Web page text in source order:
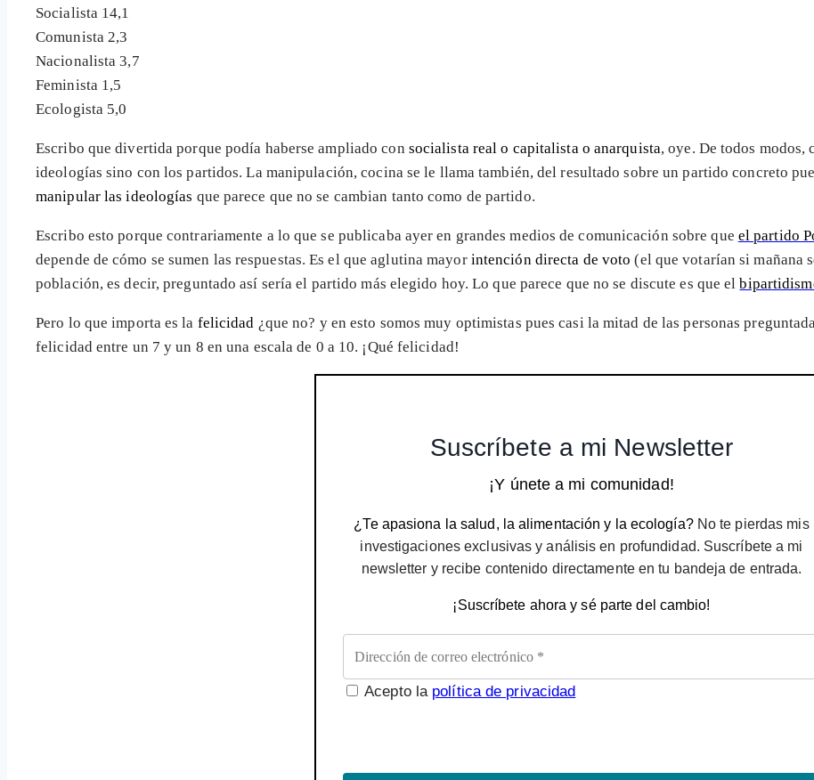
Socialista 14,1
Comunista 2,3
Nacionalista 3,7
Feminista 1,5
Ecologista 5,0
Escribo que divertida porque podía haberse ampliado con socialista real o capitalista o anarquista, oye. De todos modos,
ideologías sino con los partidos. La manipulación, cocina se le llama también, del resultado sobre un partido concreto
manipular las ideologías que parece que no se cambian tanto como de partido.
Escribo esto porque contrariamente a lo que se publicaba ayer en grandes medios de comunicación sobre que el partido
depende de cómo se sumen las respuestas. Es el que aglutina mayorintención directa de voto (el que votarían si mañana
población, es decir, preguntado así sería el partido más elegido hoy. Lo que parece que no se discute es que el
Pero lo que importa es la felicidad ¿que no? y en esto somos muy optimistas pues casi la mitad de las personas
felicidad entre un 7 y un 8 en una escala de 0 a 10. ¡Qué felicidad!
Suscríbete a mi Newsletter
¡Y únete a mi comunidad!
¿Te apasiona la salud, la alimentación y la ecología?No te pierdas mis
investigaciones exclusivas y análisis en profundidad. Suscríbete a mi
newsletter y recibe contenido directamente en tu bandeja de entrada.
¡Suscríbete ahora y sé parte del cambio!
Acepto la política de privacidad